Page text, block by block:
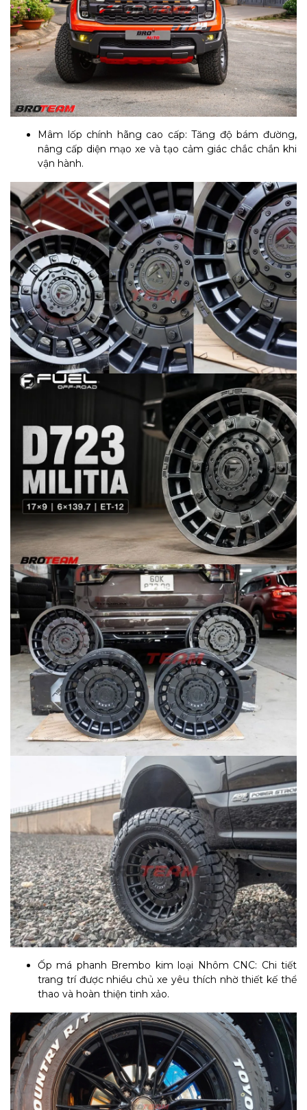
Mâm lốp chính hãng cao cấp: Tăng độ bám đường,
nâng cấp diện mạo xe và tạo cảm giác chắc chắn khi
vận hành.
Ốp má phanh Brembo kim loại Nhôm CNC: Chi tiết
trang trí được nhiều chủ xe yêu thích nhờ thiết kế thể
thao và hoàn thiện tinh xảo.